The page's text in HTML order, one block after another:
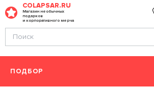
COLAPSAR.RU
Магазин необычных
подарков
и корпоративного мерча
ПОДБОР